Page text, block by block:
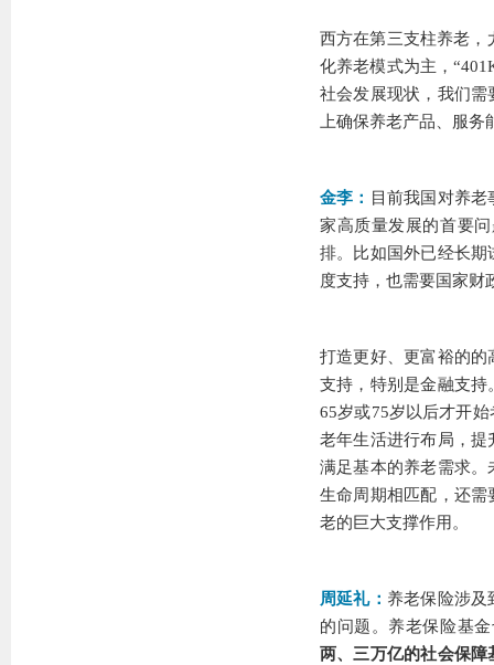
西方在第三支柱养老，
化养老模式为主，
社会发展现状，我们
上确保养老产品、服
金李：
目前我国对养
家高质量发展的首要
排。比如国外已经长
度支持，也需要国家财
打造更好、更富裕的
支持，特别是金融支
65岁或75岁以后才开
老年生活进行布局，
满足基本的养老需求
生命周期相匹配，还
老的巨大支撑作用。
周延礼： 养老保险涉及
的问题。养老保险基
两、三万亿的社会保